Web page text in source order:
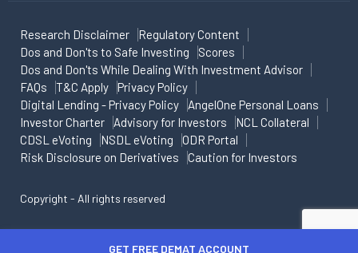
Research Disclaimer
Regulatory Content
Dos and Don'ts to Safe Investing
Scores
Dos and Don'ts While Dealing With Investment Advisor
FAQs
T&C Apply
Privacy Policy
Digital Lending - Privacy Policy
AngelOne Personal Loans
Investor Charter
Advisory for Investors
NCL Collateral
CDSL eVoting
NSDL eVoting
ODR Portal
Risk Disclosure on Derivatives
Caution for Investors
Copyright - All rights reserved
GET FREE DEMAT ACCOUNT